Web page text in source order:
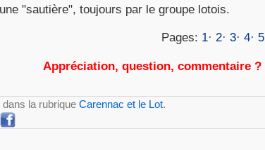
"sautière", toujours par le groupe lotois.
Pages: 1·2·3·4· 5
Appréciation, question, commentaire ?
dans la rubrique Carennac et le Lot.